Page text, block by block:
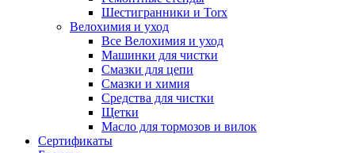
Шестигранники и Torx
Велохимия и уход
Все Велохимия и уход
Машинки для чистки
Смазки для цепи
Смазки и химия
Средства для чистки
Щетки
Масло для тормозов и вилок
Сертификаты